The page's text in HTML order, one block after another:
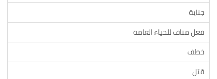
جناية
فعل مناف للحياء العامة
خطف
قتل